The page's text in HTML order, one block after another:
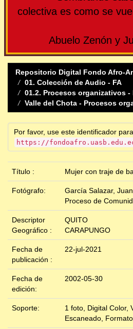
colectiva es como se
Abuelo Zenón y
Repositorio Digital Fondo Afro-
01. Colección de Audio - FA
01.2. Procesos organizativos -
Valle del Chota - Procesos
Por favor, use este identificador
https://
Título : Mujer con traje de
Fotógrafo:
García Salazar, Juan
Proceso de
Descriptor
Geográfico :
QUITO
CARAPUNGO
Fecha de
publicación :
22-jul-2021
Fecha de
edición:
2002-05-30
Soporte:
1 foto, Digital Color,
Escaneado,